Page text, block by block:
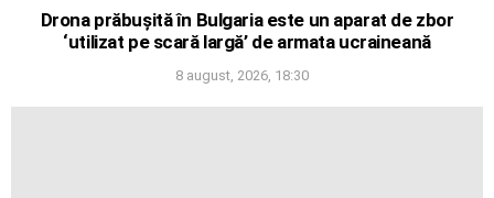
Drona prăbușită în Bulgaria este un aparat de zbor
‘utilizat pe scară largă’ de armata ucraineană
8 august, 2026, 18:30